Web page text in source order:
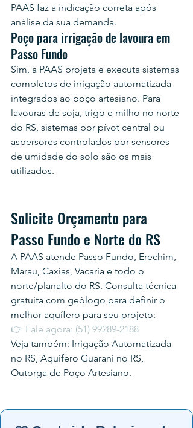
PAAS faz a indicação correta após
análise da sua demanda.
Poço para irrigação de lavoura em
Passo Fundo
Sim, a PAAS projeta e executa sistemas
completos de irrigação automatizada
integrados ao poço artesiano. Para
lavouras de soja, trigo e milho no norte
do RS, sistemas por pívot central ou
aspersores controlados por sensores
de umidade do solo são os mais
utilizados.
Solicite Orçamento para
Passo Fundo e Norte do RS
A PAAS atende Passo Fundo, Erechim,
Marau, Caxias, Vacaria e todo o
norte/planalto do RS. Consulta técnica
gratuita com geólogo para definir o
melhor aquífero para seu projeto:
👉 Fale agora: (51) 99289-2188
Veja também: Irrigação Automatizada
no RS, Aquífero Guarani no RS,
Outorga de Poço Artesiano.